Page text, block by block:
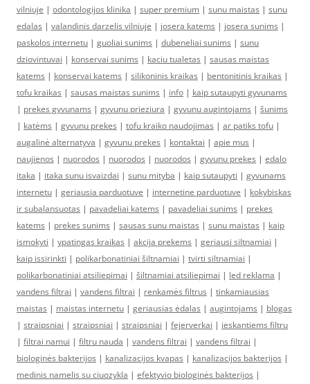
vilniuje | odontologijos klinika | super premium | sunu maistas | sunu
edalas | valandinis darzelis vilniuje | josera katems | josera sunims |
paskolos internetu | guoliai sunims | dubeneliai sunims | sunu
dziovintuvai | konservai sunims | kaciu tualetas | sausas maistas
katems | konservai katems | silikoninis kraikas | bentonitinis kraikas |
tofu kraikas | sausas maistas sunims | info | kaip sutaupyti gyvunams
| prekes gyvunams | gyvunu prieziura | gyvunu augintojams | šunims
| katėms | gyvunu prekes | tofu kraiko naudojimas | ar patiks tofu |
augalinė alternatyva | gyvunu prekes | kontaktai | apie mus |
naujienos | nuorodos | nuorodos | nuorodos | gyvunu prekes | edalo
itaka | itaka sunu isvaizdai | sunu mityba | kaip sutaupyti | gyvunams
internetu | geriausia parduotuve | internetine parduotuve | kokybiskas
ir subalansuotas | pavadeliai katems | pavadeliai sunims | prekes
katems | prekes sunims | sausas sunu maistas | sunu maistas | kaip
ismokyti | ypatingas kraikas | akcija prekems | geriausi siltnamiai |
kaip issirinkti | polikarbonatiniai šiltnamiai | tvirti siltnamiai |
polikarbonatiniai atsiliepimai | šiltnamiai atsiliepimai | led reklama |
vandens filtrai | vandens filtrai | renkamės filtrus | tinkamiausias
maistas | maistas internetu | geriausias ėdalas | augintojams | blogas
| straipsniai | straipsniai | straipsniai | fejerverkai | ieskantiems filtru
| filtrai namui | filtru nauda | vandens filtrai | vandens filtrai |
biologinės bakterijos | kanalizacijos kvapas | kanalizacijos bakterijos |
medinis namelis su ciuozykla | efektyvio biologinės bakterijos |